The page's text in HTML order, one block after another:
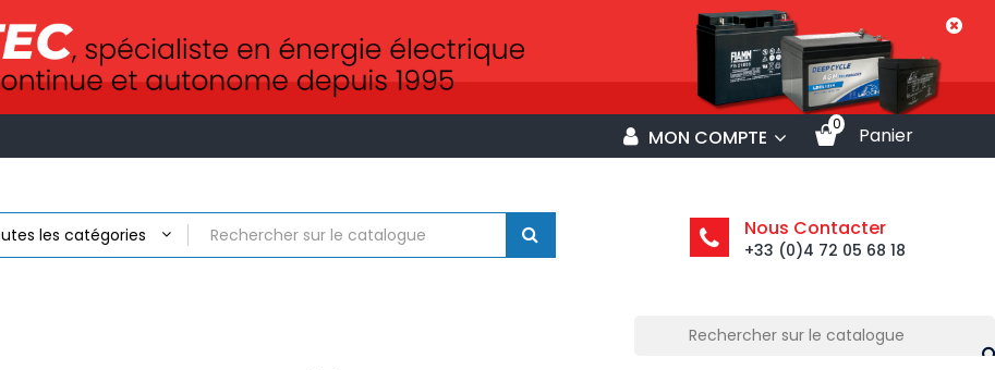
MON COMPTE Panier
0
Nous Contacter
+33 (0)4 72 05 68 18